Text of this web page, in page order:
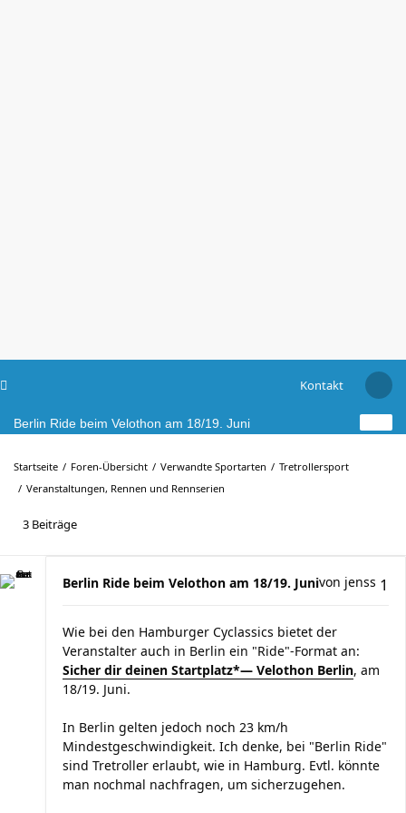
Kontakt
Berlin Ride beim Velothon am 18/19. Juni
Startseite Foren-Übersicht Verwandte Sportarten
Tretrollersport
Veranstaltungen, Rennen und Rennserien
3 Beiträge
Berlin Ride beim Velothon am 18/19. Juni 1
von jenss
Wie bei den Hamburger Cyclassics bietet der
Veranstalter auch in Berlin ein "Ride"-Format an:
Sicher dir deinen Startplatz*— Velothon Berlin, am
18/19. Juni.
In Berlin gelten jedoch noch 23 km/h
Mindestgeschwindigkeit. Ich denke, bei "Berlin Ride"
sind Tretroller erlaubt, wie in Hamburg. Evtl. könnte
man nochmal nachfragen, um sicherzugehen.